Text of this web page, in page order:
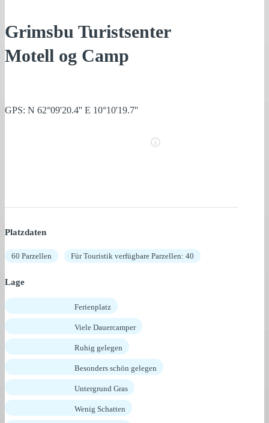
Grimsbu Turistsenter
Motell og Camp
GPS: N 62°09'20.4'' E 10°10'19.7''
Platzdaten
60 Parzellen Für Touristik verfügbare Parzellen: 40
Lage
Ferienplatz
Viele Dauercamper
Ruhig gelegen
Besonders schön gelegen
Untergrund Gras
Wenig Schatten